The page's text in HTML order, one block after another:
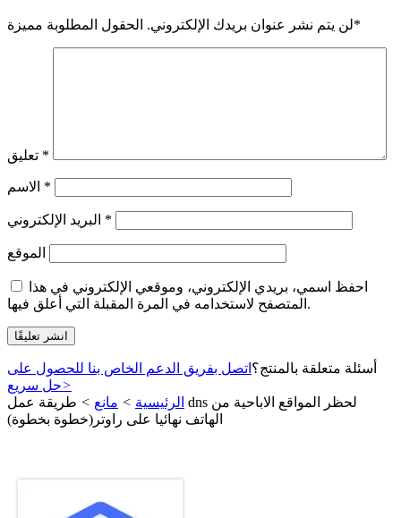
لن يتم نشر عنوان بريدك الإلكتروني. الحقول المطلوبة مميزة *
*
*
*
الموقع
احفظ اسمي، بريدي الإلكتروني، وموقعي الإلكتروني في هذا
المتصفح لاستخدامه في المرة المقبلة التي أعلق فيها.
أسئلة متعلقة بالمنتج؟ اتصل بفريق الدعم الخاص بنا للحصول على
حل سريع>
الرئيسية > مانع > طريقة عمل dns لحظر المواقع الاباحية من
الهاتف نهائيا على راوتر(خطوة بخطوة)